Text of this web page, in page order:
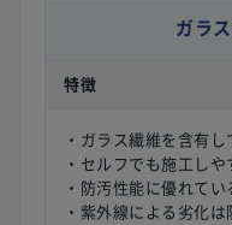
ガラ
特徴
・ガラス繊維を含有し
・セルフでも施工しや
・防汚性能に優れてい
・紫外線による劣化は